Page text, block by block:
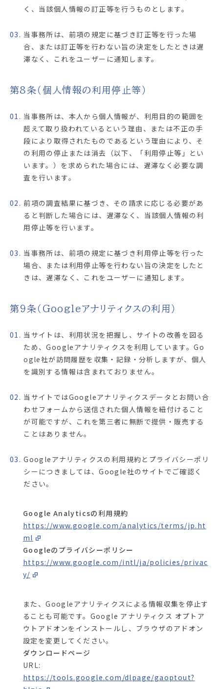
く、当該個人情報の訂正等を行うものとします。
03. 当事務所は、前項の規定に基づき訂正等を行った場
合、または訂正等を行わない旨の決定をしたときは遅
滞なく、これをユーザーに通知します。
第8条（個人情報の利用停止等）
01. 当事務所は、本人から個人情報が、利用目的の範囲を
超えて取り扱われているという理由、または不正の手
段により取得されたものであるという理由により、そ
の利用の停止または消去（以下、「利用停止等」とい
います。）を求められた場合には、遅滞なく必要な調
査を行います。
02. 前項の調査結果に基づき、その請求に応じる必要があ
ると判断した場合には、遅滞なく、当該個人情報の利
用停止等を行います。
03. 当事務所は、前項の規定に基づき利用停止等を行った
場合、または利用停止等を行わない旨の決定をしたと
きは、遅滞なく、これをユーザーに通知します。
第9条（Googleアナリティクスの利用）
01. 当サイトは、利用状況を把握し、サイトの改善を図る
ため、Googleアナリティクスを利用しています。Go
ogle社が訪問履歴を収集・記録・分析しますが、個人
を識別する情報は含まれておりません。
02. 当サイトではGoogleアナリティクスデータとお問い合
わせフォームから送信された個人情報を紐付けること
が可能ですが、これを第三者に無断で提供・販売する
ことはありません。
03. Googleアナリティクスの利用規約とプライバシーポリ
シーにつきましては、Google社のサイトでご確認く
ださい。
Google Analyticsの利用規約
https://www.google.com/analytics/terms/jp.ht
ml
Googleのプライバシーポリシー
https://www.google.com/intl/ja/policies/privac
y/
また、Googleアナリティクスによる情報収集を停止す
ることも可能です。Google アナリティクス オプトア
ウトアドオンをインストールし、ブラウザのアドオン
設定を変更してください。
ダウンロードページ
URL:
https://tools.google.com/dlpage/gaoptout?